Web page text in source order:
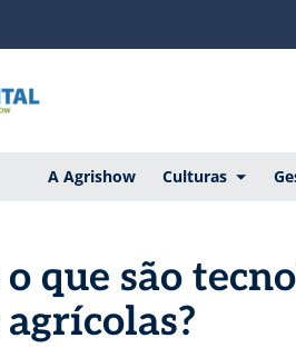
A Agrishow Culturas
o que são